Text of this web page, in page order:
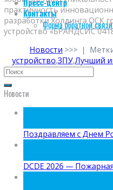
Пресс-центр
Контакты
Форма обратной связи
практичность
разработки Холдинга ОСК
устройство «БРАНДСИС
Новости >>> |
устройство,ЗПУ,Лучший
Новости
Поздравляем с Днем
DCDE 2026 —